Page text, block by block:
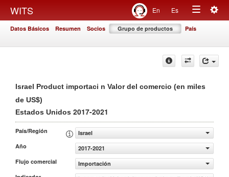
WITS En Es
Toggle
Datos Básicos Resumen Socios Grupo de productos País
Israel Product importaci n Valor del comercio (en miles
de US$)
Estados Unidos 2017-2021
País/Región
Israel
Año
2017-2021
Flujo comercial
Importación